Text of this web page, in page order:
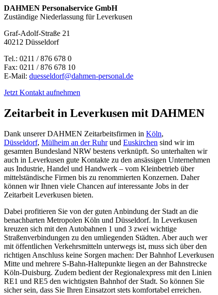
DAHMEN Personalservice GmbH
Zuständige Niederlassung für Leverkusen
Graf-Adolf-Straße 21
40212 Düsseldorf
Tel.: 0211 / 876 678 0
Fax: 0211 / 876 678 10
E-Mail: duesseldorf@dahmen-personal.de
Jetzt Kontakt aufnehmen
Zeitarbeit in Leverkusen mit DAHMEN
Dank unserer DAHMEN Zeitarbeitsfirmen in Köln,
Düsseldorf, Mülheim an der Ruhrund Euskirchen sind wir im
gesamten Bundesland NRW bestens verknüpft. So unterhalten wir
auch in Leverkusen gute Kontakte zu den ansässigen Unternehmen
aus Industrie, Handel und Handwerk – vom Kleinbetrieb über
mittelständische Firmen bis zu renommierten Konzernen. Daher
können wir Ihnen viele Chancen auf interessante Jobs in der
Zeitarbeit Leverkusen bieten.
Dabei profitieren Sie von der guten Anbindung der Stadt an die
benachbarten Metropolen Köln und Düsseldorf. In Leverkusen
kreuzen sich mit den Autobahnen 1 und 3 zwei wichtige
Straßenverbindungen zu den umliegenden Städten. Aber auch wer
mit öffentlichen Verkehrsmitteln unterwegs ist, muss sich über den
richtigen Anschluss keine Sorgen machen: Der Bahnhof Leverkusen
Mitte und mehrere S-Bahn-Haltepunkte liegen an der Bahnstrecke
Köln-Duisburg. Zudem bedient der Regionalexpress mit den Linien
RE1 und RE5 den wichtigsten Bahnhof der Stadt. So können Sie
sicher sein, dass Sie Ihren Einsatzort stets komfortabel erreichen.